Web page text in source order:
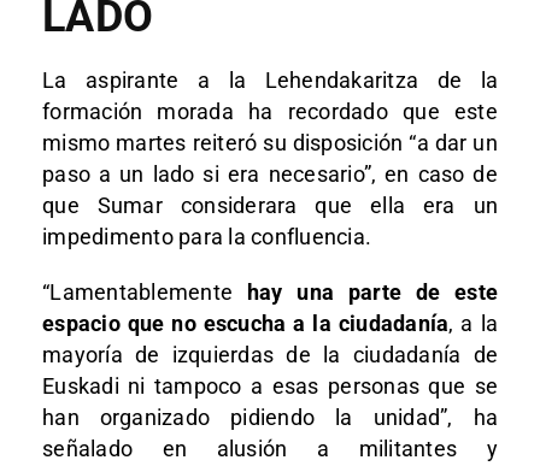
LADO
La aspirante a la Lehendakaritza de la
formación morada ha recordado que este
mismo martes reiteró su disposición “a dar un
paso a un lado si era necesario”, en caso de
que Sumar considerara que ella era un
impedimento para la confluencia.
“Lamentablemente
hay una parte de este
espacio que no escucha a la ciudadanía, a la
mayoría de izquierdas de la ciudadanía de
Euskadi ni tampoco a esas personas que se
han organizado pidiendo la unidad”, ha
señalado en alusión a militantes y